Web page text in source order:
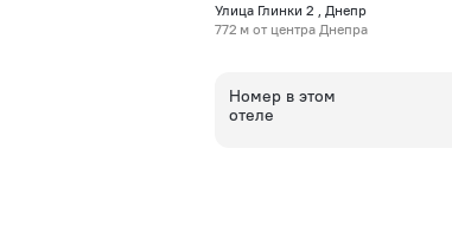
Улица Глинки 2 , Днепр
772 м от центра Днепра
Номер в этом
отеле